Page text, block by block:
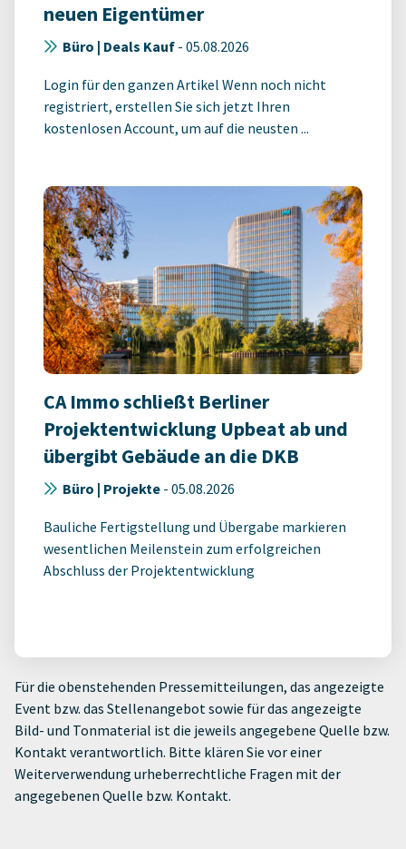
neuen Eigentümer
Büro | Deals Kauf - 05.08.2026
Login für den ganzen Artikel Wenn noch nicht
registriert, erstellen Sie sich jetzt Ihren
kostenlosen Account, um auf die neusten ...
CA Immo schließt Berliner
Projektentwicklung Upbeat ab und
übergibt Gebäude an die DKB
Büro | Projekte - 05.08.2026
Bauliche Fertigstellung und Übergabe markieren
wesentlichen Meilenstein zum erfolgreichen
Abschluss der Projektentwicklung
Für die obenstehenden Pressemitteilungen, das angezeigte
Event bzw. das Stellenangebot sowie für das angezeigte
Bild- und Tonmaterial ist die jeweils angegebene Quelle bzw.
Kontakt verantwortlich. Bitte klären Sie vor einer
Weiterverwendung urheberrechtliche Fragen mit der
angegebenen Quelle bzw. Kontakt.